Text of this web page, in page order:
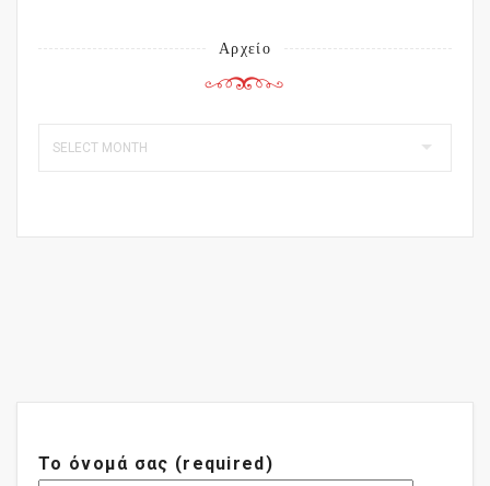
Αρχείο
Το όνομά σας (required)